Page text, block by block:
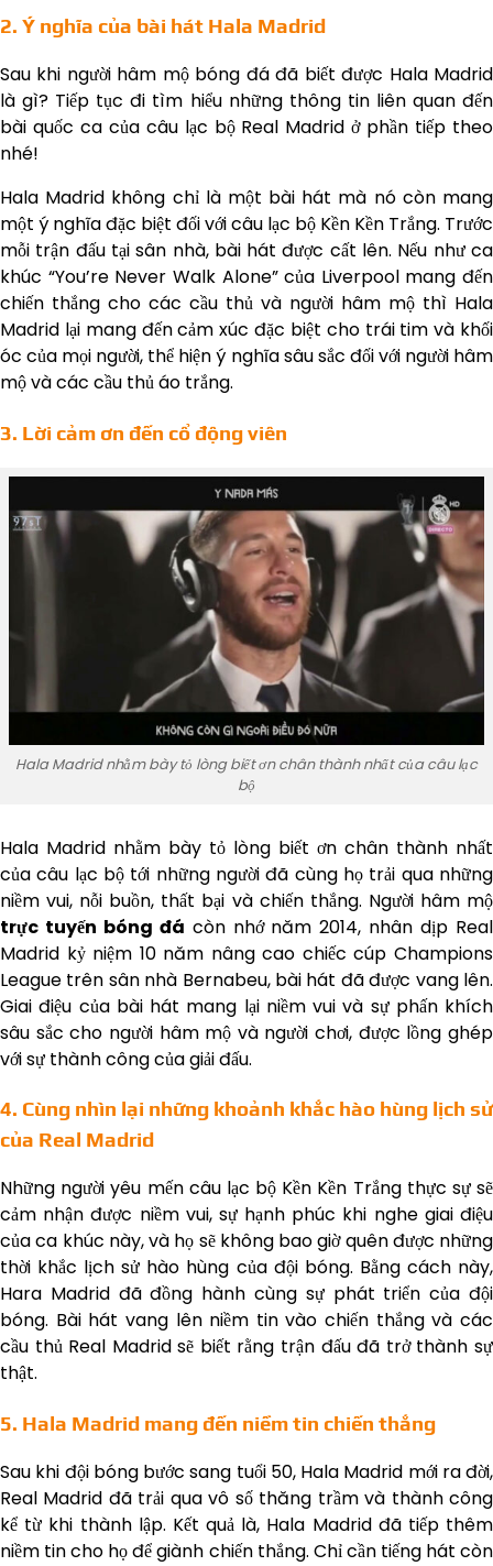
2. Ý nghĩa của bài hát Hala Madrid
Sau khi người hâm mộ bóng đá đã biết được Hala Madrid
là gì? Tiếp tục đi tìm hiểu những thông tin liên quan đến
bài quốc ca của câu lạc bộ Real Madrid ở phần tiếp theo
nhé!
Hala Madrid không chỉ là một bài hát mà nó còn mang
một ý nghĩa đặc biệt đối với câu lạc bộ Kền Kền Trắng. Trước
mỗi trận đấu tại sân nhà, bài hát được cất lên. Nếu như ca
khúc “You’re Never Walk Alone” của Liverpool mang đến
chiến thắng cho các cầu thủ và người hâm mộ thì Hala
Madrid lại mang đến cảm xúc đặc biệt cho trái tim và khối
óc của mọi người, thể hiện ý nghĩa sâu sắc đối với người hâm
mộ và các cầu thủ áo trắng.
3. Lời cảm ơn đến cổ động viên
Hala Madrid nhằm bày tỏ lòng biết ơn chân thành nhất của câu lạc
bộ
Hala Madrid nhằm bày tỏ lòng biết ơn chân thành nhất
của câu lạc bộ tới những người đã cùng họ trải qua những
niềm vui, nỗi buồn, thất bại và chiến thắng. Người hâm mộ
trực tuyến bóng đá còn nhớ năm 2014, nhân dịp Real
Madrid kỷ niệm 10 năm nâng cao chiếc cúp Champions
League trên sân nhà Bernabeu, bài hát đã được vang lên.
Giai điệu của bài hát mang lại niềm vui và sự phấn khích
sâu sắc cho người hâm mộ và người chơi, được lồng ghép
với sự thành công của giải đấu.
4. Cùng nhìn lại những khoảnh khắc hào hùng lịch sử
của Real Madrid
Những người yêu mến câu lạc bộ Kền Kền Trắng thực sự sẽ
cảm nhận được niềm vui, sự hạnh phúc khi nghe giai điệu
của ca khúc này, và họ sẽ không bao giờ quên được những
thời khắc lịch sử hào hùng của đội bóng. Bằng cách này,
Hara Madrid đã đồng hành cùng sự phát triển của đội
bóng. Bài hát vang lên niềm tin vào chiến thắng và các
cầu thủ Real Madrid sẽ biết rằng trận đấu đã trở thành sự
thật.
5. Hala Madrid mang đến niềm tin chiến thắng
Sau khi đội bóng bước sang tuổi 50, Hala Madrid mới ra đời,
Real Madrid đã trải qua vô số thăng trầm và thành công
kể từ khi thành lập. Kết quả là, Hala Madrid đã tiếp thêm
niềm tin cho họ để giành chiến thắng. Chỉ cần tiếng hát còn